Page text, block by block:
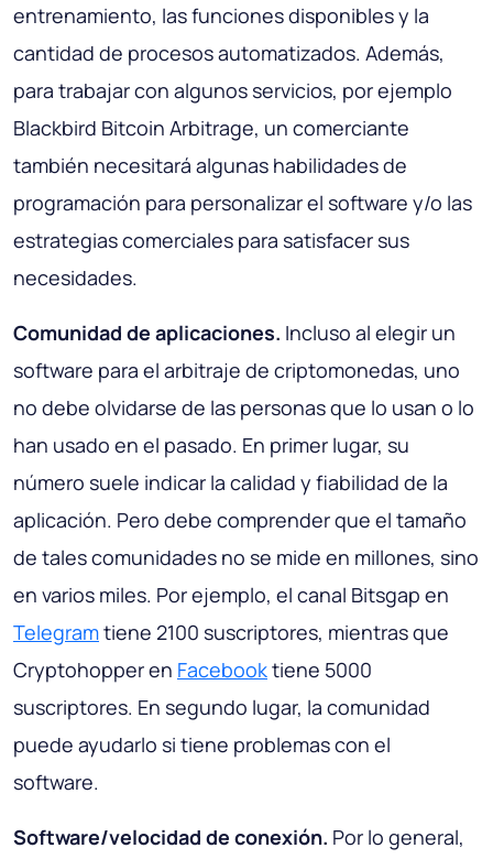
entrenamiento, las funciones disponibles y la
cantidad de procesos automatizados. Además,
para trabajar con algunos servicios, por ejemplo
Blackbird Bitcoin Arbitrage, un comerciante
también necesitará algunas habilidades de
programación para personalizar el software y/o las
estrategias comerciales para satisfacer sus
necesidades.
Comunidad de aplicaciones. Incluso al elegir un
software para el arbitraje de criptomonedas, uno
no debe olvidarse de las personas que lo usan o lo
han usado en el pasado. En primer lugar, su
número suele indicar la calidad y fiabilidad de la
aplicación. Pero debe comprender que el tamaño
de tales comunidades no se mide en millones, sino
en varios miles. Por ejemplo, el canal Bitsgap en
Telegramtiene 2100 suscriptores, mientras que
Cryptohopper en Facebooktiene 5000
suscriptores. En segundo lugar, la comunidad
puede ayudarlo si tiene problemas con el
software.
Software/velocidad de conexión. Por lo general,